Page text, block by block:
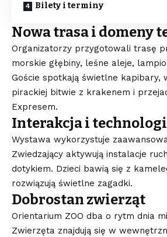
Bilety i terminy
Nowa trasa i domeny
Organizatorzy przygotowali trasę
morskie głębiny, leśne aleje,
Goście spotkają świetlne kapibary,
pirackiej bitwie z krakenem i
Expresem.
Interakcja i
Wystawa wykorzystuje
Zwiedzający aktywują instalacje
dotykiem. Dzieci bawią się z
rozwiązują świetlne zagadki.
Dobrostan zwierząt
Orientarium ZOO dba o rytm dnia
Zwierzęta znajdują się w